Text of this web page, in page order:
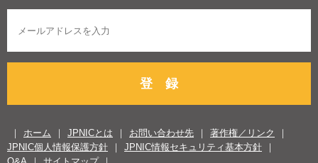
登 録
ホーム JPNICとは お問い合わせ先
著作権／リンク
JPNIC個人情報保護方針
JPNIC情報セキュリティ基本方針